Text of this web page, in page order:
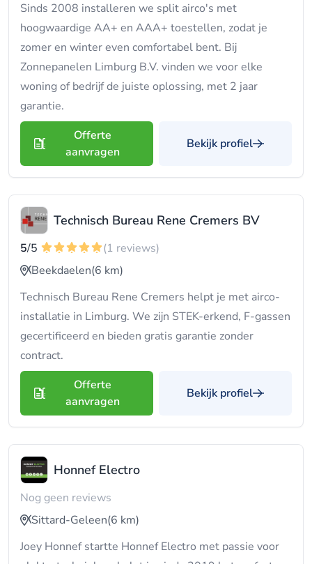
Sinds 2008 installeren we split airco's met
hoogwaardige AA+ en AAA+ toestellen, zodat je
zomer en winter even comfortabel bent. Bij
Zonnepanelen Limburg B.V. vinden we voor elke
woning of bedrijf de juiste oplossing, met 2 jaar
garantie.
Offerte
aanvragen
Bekijk profiel
Technisch Bureau Rene Cremers BV
5/5
(1 reviews)
Beekdaelen(6 km)
Technisch Bureau Rene Cremers helpt je met airco-
installatie in Limburg. We zijn STEK-erkend, F-gassen
gecertificeerd en bieden gratis garantie zonder
contract.
Offerte
aanvragen
Bekijk profiel
Honnef Electro
Nog geen reviews
Sittard-Geleen(6 km)
Joey Honnef startte Honnef Electro met passie voor